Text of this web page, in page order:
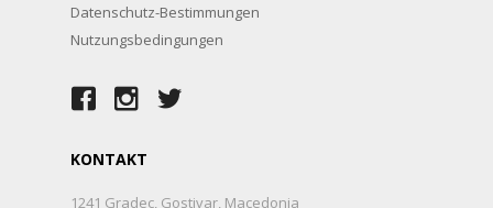
Datenschutz-Bestimmungen
Nutzungsbedingungen
KONTAKT
1241 Gradec, Gostivar, Macedonia